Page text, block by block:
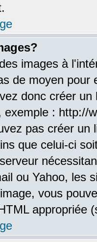
images à
de moyen pour
donc créer
exemple : http://
pas créer un
que celui-ci
ou Yahoo, les
vous
appropriée